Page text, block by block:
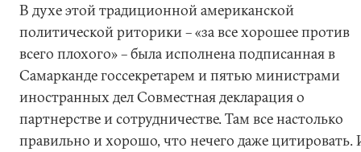
В духе этой традиционной американской
политической риторики – «за все хорошее против
всего плохого» – была исполнена подписанная в
Самарканде госсекретарем и пятью министрами
иностранных дел Совместная декларация о
партнерстве и сотрудничестве. Там все настолько
правильно и хорошо, что нечего даже цитировать.